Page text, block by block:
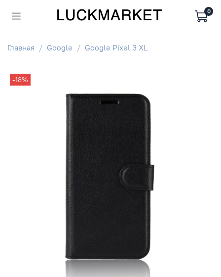
0
Главная Google Google Pixel 3 XL
-18%